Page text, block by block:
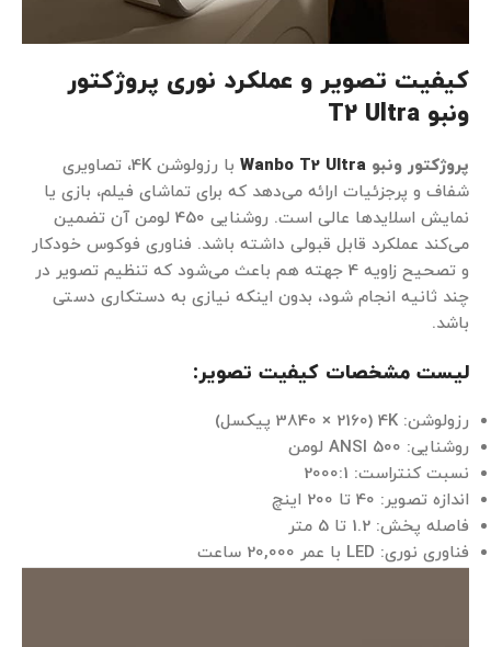
کیفیت تصویر و عملکرد نوری پروژکتور
ونبو T2 Ultra
پروژکتور ونبو Wanbo T2 Ultra
با رزولوشن 4K، تصاویری
شفاف و پرجزئیات ارائه می‌دهد که برای تماشای فیلم، بازی یا
نمایش اسلایدها عالی است. روشنایی 450 لومن آن تضمین
می‌کند عملکرد قابل قبولی داشته باشد. فناوری فوکوس خودکار
و تصحیح زاویه 4 جهته هم باعث می‌شود که تنظیم تصویر در
چند ثانیه انجام شود، بدون اینکه نیازی به دستکاری دستی
باشد.
لیست مشخصات کیفیت تصویر:
رزولوشن: 4K (3840 × 2160 پیکسل)
روشنایی: 500 ANSI لومن
نسبت کنتراست: 2000:1
اندازه تصویر: 40 تا 200 اینچ
فاصله پخش: 1.2 تا 5 متر
فناوری نوری: LED با عمر 20,000 ساعت